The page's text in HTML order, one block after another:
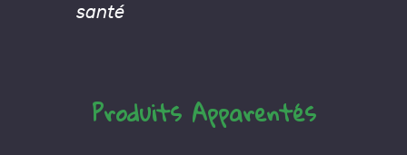
santé
Produits Apparentés